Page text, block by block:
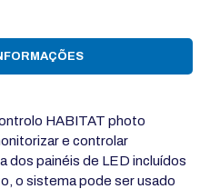
HABITAT photo
e controlar
dos painéis de LED incluídos
o sistema pode ser usado